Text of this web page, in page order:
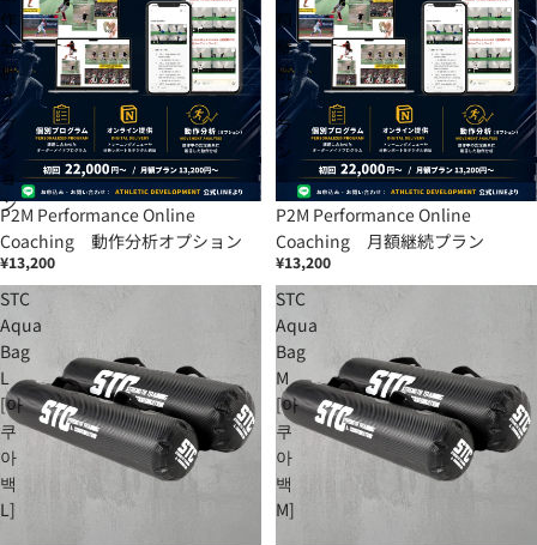
作
分
析
オ
プ
シ
ョ
ン
P2M Performance Online
Coaching 動作分析オプション
¥13,200
額
継
続
プ
ラ
ン
P2M Performance Online
Coaching 月額継続プラン
¥13,200
STC
Aqua
Bag
L
[아
쿠
아
백
L]
STC
Aqua
Bag
M
[아
쿠
아
백
M]